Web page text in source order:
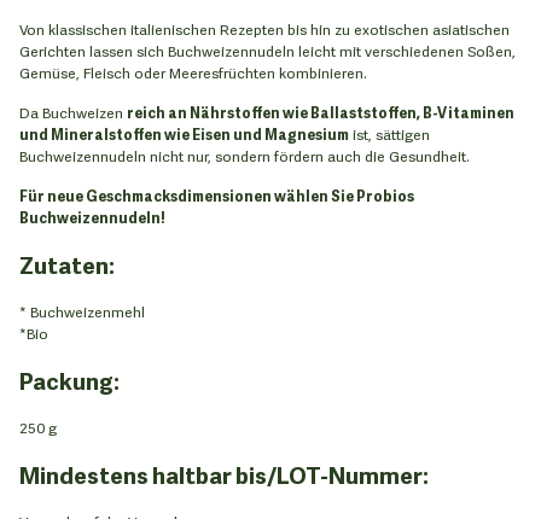
Von klassischen italienischen Rezepten bis hin zu exotischen asiatischen
Gerichten lassen sich Buchweizennudeln leicht mit verschiedenen Soßen,
Gemüse, Fleisch oder Meeresfrüchten kombinieren.
Da Buchweizen reich an Nährstoffen wie Ballaststoffen, B-Vitaminen
und Mineralstoffen wie Eisen und Magnesiumist, sättigen
Buchweizennudeln nicht nur, sondern fördern auch die Gesundheit.
Für neue Geschmacksdimensionen wählen Sie Probios
Buchweizennudeln!
Zutaten:
* Buchweizenmehl
*Bio
Packung:
250 g
Mindestens haltbar bis/LOT-Nummer: